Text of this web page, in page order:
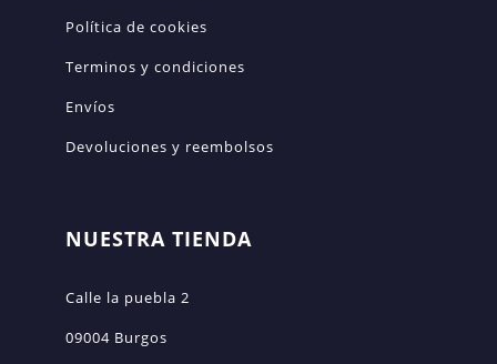
Política de cookies
Terminos y condiciones
Envíos
Devoluciones y reembolsos
NUESTRA TIENDA
Calle la puebla 2
09004 Burgos